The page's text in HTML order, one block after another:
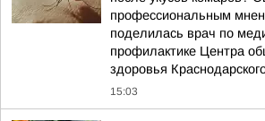
профессиональным
поделилась врач по
профилактике Центра
здоровья
15:03